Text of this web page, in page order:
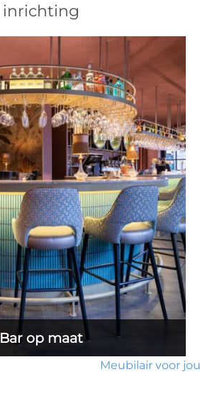
inrichting
Bar op maat